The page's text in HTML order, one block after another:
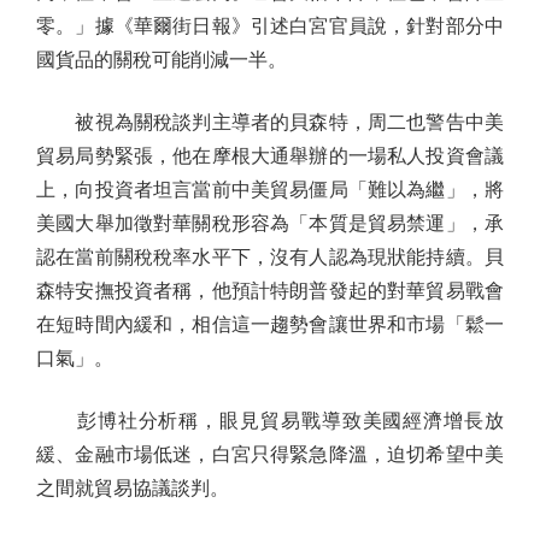
零。」據《華爾街日報》引述白宮官員說，針對部分中
國貨品的關稅可能削減一半。
被視為關稅談判主導者的貝森特，周二也警告中美
貿易局勢緊張，他在摩根大通舉辦的一場私人投資會議
上，向投資者坦言當前中美貿易僵局「難以為繼」，將
美國大舉加徵對華關稅形容為「本質是貿易禁運」，承
認在當前關稅稅率水平下，沒有人認為現狀能持續。貝
森特安撫投資者稱，他預計特朗普發起的對華貿易戰會
在短時間內緩和，相信這一趨勢會讓世界和市場「鬆一
口氣」。
彭博社分析稱，眼見貿易戰導致美國經濟增長放
緩、金融市場低迷，白宮只得緊急降溫，迫切希望中美
之間就貿易協議談判。